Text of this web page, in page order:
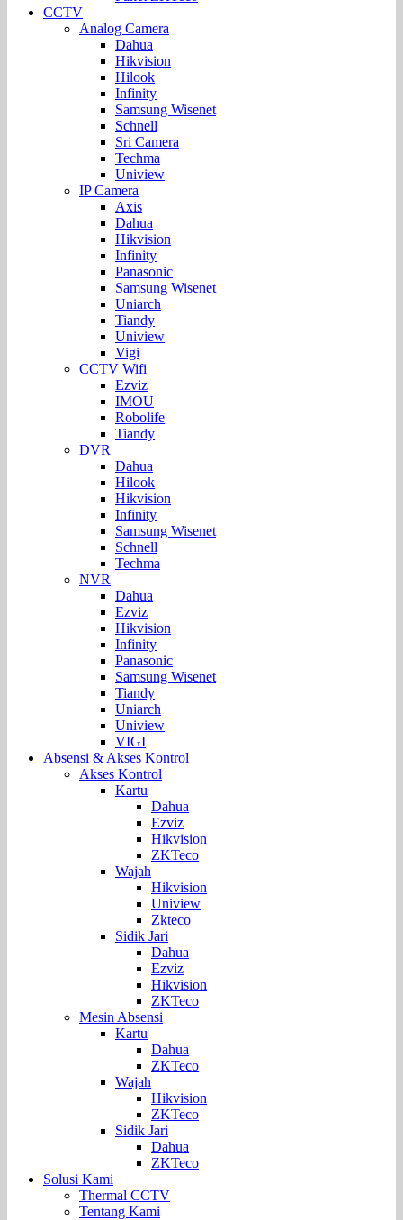
CCTV
Analog Camera
Dahua
Hikvision
Hilook
Infinity
Samsung Wisenet
Schnell
Sri Camera
Techma
Uniview
IP Camera
Axis
Dahua
Hikvision
Infinity
Panasonic
Samsung Wisenet
Uniarch
Tiandy
Uniview
Vigi
CCTV Wifi
Ezviz
IMOU
Robolife
Tiandy
DVR
Dahua
Hilook
Hikvision
Infinity
Samsung Wisenet
Schnell
Techma
NVR
Dahua
Ezviz
Hikvision
Infinity
Panasonic
Samsung Wisenet
Tiandy
Uniarch
Uniview
VIGI
Absensi & Akses Kontrol
Akses Kontrol
Kartu
Dahua
Ezviz
Hikvision
ZKTeco
Wajah
Hikvision
Uniview
Zkteco
Sidik Jari
Dahua
Ezviz
Hikvision
ZKTeco
Mesin Absensi
Kartu
Dahua
ZKTeco
Wajah
Hikvision
ZKTeco
Sidik Jari
Dahua
ZKTeco
Solusi Kami
Thermal CCTV
Tentang Kami